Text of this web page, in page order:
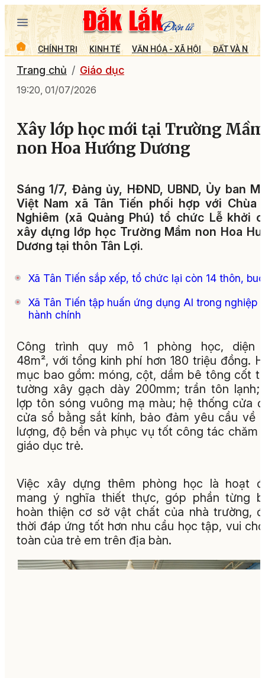
CHÍNH TRỊ KINH TẾ VĂN HÓA - XÃ HỘI ĐẤT VÀ
Trang chủ Giáo dục
19:20, 01/07/2026
Xây lớp học mới tại Trường Mầm
non Hoa Hướng Dương
Sáng 1/7, Đảng ủy, HĐND, UBND, Ủy ban
Việt Nam xã Tân Tiến phối hợp với Chùa
Nghiêm (xã Quảng Phú) tổ chức Lễ khởi
xây dựng lớp học Trường Mầm non Hoa
Dương tại thôn Tân Lợi.
Xã Tân Tiến sắp xếp, tổ chức lại còn 14 thôn,
Xã Tân Tiến tập huấn ứng dụng AI trong nghiệp
hành chính
Công trình quy mô 1 phòng học, diện
48m², với tổng kinh phí hơn 180 triệu đồng.
mục bao gồm: móng, cột, dầm bê tông cốt
tường xây gạch dày 200mm; trần tôn lạnh;
lợp tôn sóng vuông mạ màu; hệ thống cửa
cửa sổ bằng sắt kính, bảo đảm yêu cầu về
lượng, độ bền và phục vụ tốt công tác chăm
giáo dục trẻ.
Việc xây dựng thêm phòng học là hoạt
mang ý nghĩa thiết thực, góp phần từng
hoàn thiện cơ sở vật chất của nhà trường,
thời đáp ứng tốt hơn nhu cầu học tập, vui
toàn của trẻ em trên địa bàn.